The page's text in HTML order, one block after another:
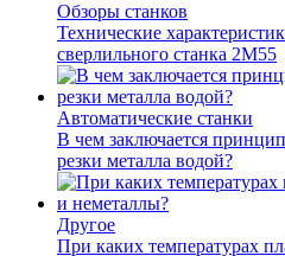
Обзоры станков
Технические
сверлильного станка 2М55
Автоматические станки
В чем заключается
резки металла водой?
Другое
При каких температурах